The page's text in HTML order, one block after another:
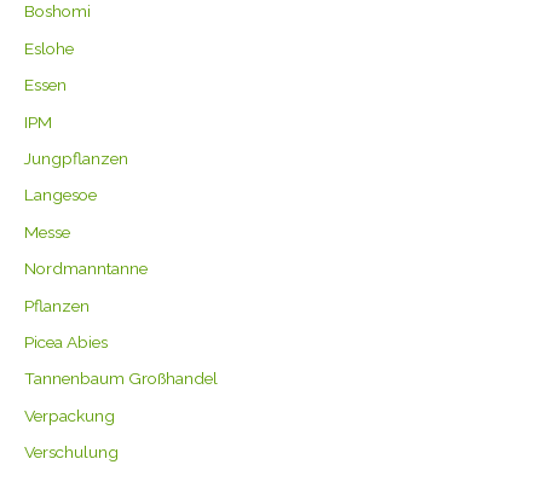
Boshomi
Eslohe
Essen
IPM
Jungpflanzen
Langesoe
Messe
Nordmanntanne
Pflanzen
Picea Abies
Tannenbaum Großhandel
Verpackung
Verschulung